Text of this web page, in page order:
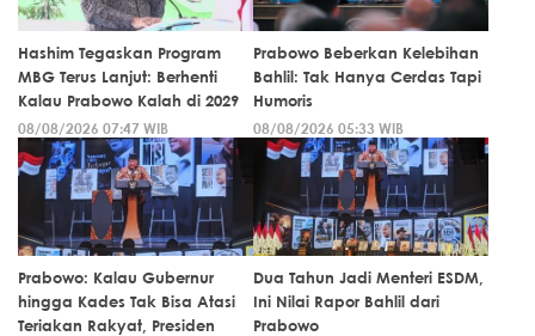
Hashim Tegaskan Program
MBG Terus Lanjut: Berhenti
Kalau Prabowo Kalah di 2029
08/08/2026 07:47 WIB
Prabowo Beberkan Kelebihan
Bahlil: Tak Hanya Cerdas Tapi
Humoris
08/08/2026 05:33 WIB
Prabowo: Kalau Gubernur
hingga Kades Tak Bisa Atasi
Teriakan Rakyat, Presiden
Dua Tahun Jadi Menteri ESDM,
Ini Nilai Rapor Bahlil dari
Prabowo